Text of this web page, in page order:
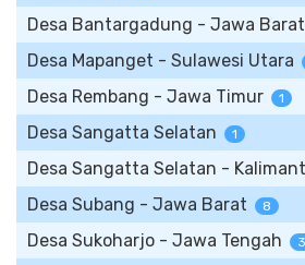
Desa Bantargadung - Jawa Barat
Desa Mapanget - Sulawesi Utara
Desa Rembang - Jawa Timur 1
Desa Sangatta Selatan 1
Desa Sangatta Selatan -
Desa Subang - Jawa Barat 8
Desa Sukoharjo - Jawa Tengah 3